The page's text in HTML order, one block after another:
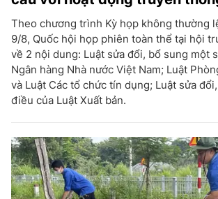
Theo chương trình Kỳ họp không thường
9/8, Quốc hội họp phiên toàn thể tại hội
về 2 nội dung: Luật sửa đổi, bổ sung một
Ngân hàng Nhà nước Việt Nam; Luật
và Luật Các tổ chức tín dụng; Luật sửa
điều của Luật Xuất bản.